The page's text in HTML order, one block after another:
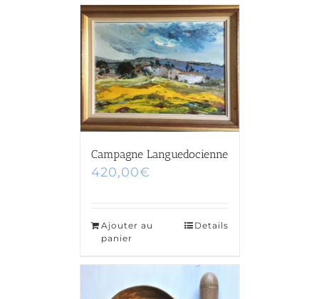
Campagne Languedocienne
420,00€
Ajouter au
panier
Details